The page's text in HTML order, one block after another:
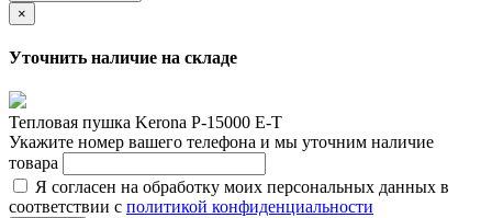
×
Уточнить наличие на складе
Тепловая пушка Kerona P-15000 E-T
Укажите номер вашего телефона и мы уточним наличие
товара
Я согласен на обработку моих персональных данных в
соответствии с политикой конфиденциальности